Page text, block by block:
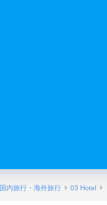
国内旅行・海外旅行 03 Hotel